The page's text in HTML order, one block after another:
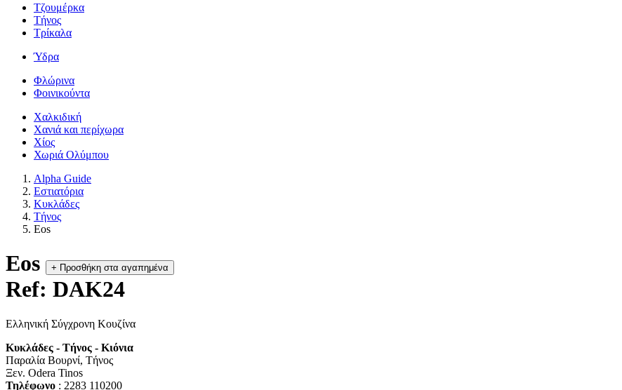
Τζουμέρκα
Τήνος
Τρίκαλα
Ύδρα
Φλώρινα
Φοινικούντα
Χαλκιδική
Χανιά και περίχωρα
Χίος
Χωριά Ολύμπου
Alpha Guide
Εστιατόρια
Κυκλάδες
Τήνος
Eos
Eos + Προσθήκη στα αγαπημένα
Ref: DAK24
Ελληνική Σύγχρονη Κουζίνα
Κυκλάδες - Τήνος - Κιόνια
Παραλία Βουρνί, Τήνος
Ξεν. Odera Tinos
Τηλέφωνο : 2283 110200